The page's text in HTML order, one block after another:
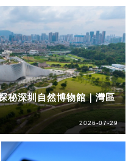
秘深圳自然博物館｜灣區
2026-07-29